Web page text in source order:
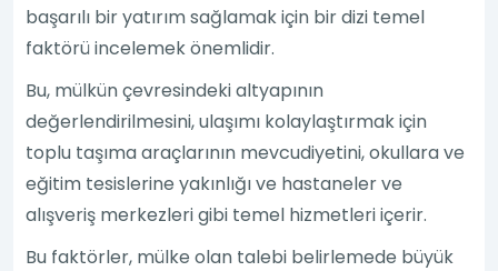
başarılı bir yatırım sağlamak için bir dizi temel
faktörü incelemek önemlidir.
Bu, mülkün çevresindeki altyapının
değerlendirilmesini, ulaşımı kolaylaştırmak için
toplu taşıma araçlarının mevcudiyetini, okullara ve
eğitim tesislerine yakınlığı ve hastaneler ve
alışveriş merkezleri gibi temel hizmetleri içerir.
Bu faktörler, mülke olan talebi belirlemede büyük